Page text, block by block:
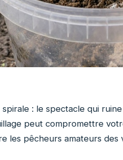
: le spectacle qui
peut compromettre
les pêcheurs amateurs des